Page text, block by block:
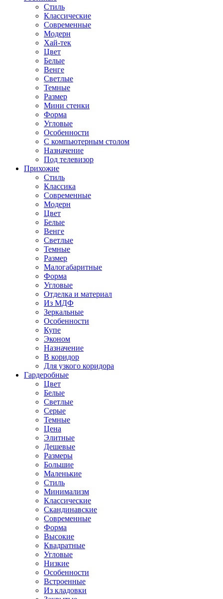
Стиль
Классические
Современные
Модерн
Хай-тек
Цвет
Белые
Венге
Светлые
Темные
Размер
Мини стенки
Форма
Угловые
Особенности
С компьютерным столом
Назначение
Под телевизор
Прихожие
Стиль
Классика
Современные
Модерн
Цвет
Белые
Венге
Светлые
Темные
Размер
Малогабаритные
Форма
Угловые
Отделка и материал
Из МДФ
Зеркальные
Особенности
Купе
Эконом
Назначение
В коридор
Для узкого коридора
Гардеробные
Цвет
Белые
Светлые
Серые
Темные
Цена
Элитные
Дешевые
Размеры
Большие
Маленькие
Стиль
Минимализм
Классические
Скандинавские
Современные
Форма
Высокие
Квадратные
Угловые
Низкие
Особенности
Встроенные
Из кладовки